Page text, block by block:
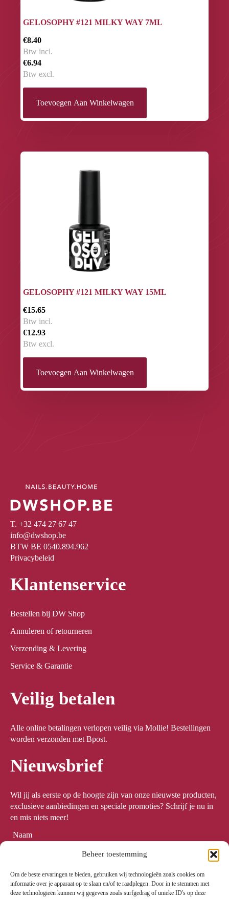
Beheer toestemming
Om de beste ervaringen te bieden, gebruiken wij technologieën zoals cookies om
informatie over je apparaat op te slaan en/of te raadplegen. Door in te stemmen met
deze technologieën kunnen wij gegevens zoals surfgedrag of unieke ID's op deze
GELOSOPHY #121 MILKY WAY 7ML
€8.40
Btw incl.
€6.94
Btw excl.
Toevoegen Aan Winkelwagen
GELOSOPHY #121 MILKY WAY 15ML
€15.65
Btw incl.
€12.93
Btw excl.
Toevoegen Aan Winkelwagen
T. +32 474 27 67 47
info@dwshop.be
BTW BE 0540.894.962
Privacybeleid
Klantenservice
Bestellen bij DW Shop
Annuleren of retourneren
Verzending & Levering
Service & Garantie
Veilig betalen
Alle online betalingen verlopen veilig via Mollie! Bestellingen
worden verzonden met Bpost.
Nieuwsbrief
Wil jij als eerste op de hoogte zijn van onze nieuwste producten,
exclusieve aanbiedingen en speciale promoties? Schrijf je nu in
en mis niets meer!
Naam *
Email *